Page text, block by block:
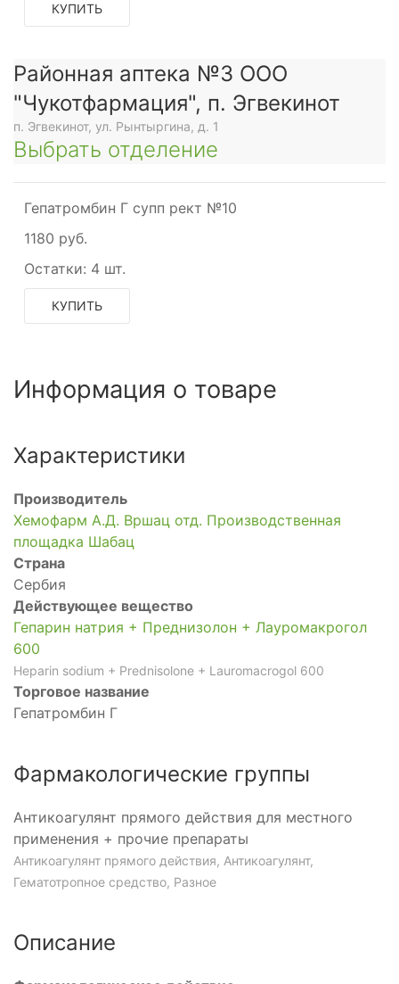
КУПИТЬ
Районная аптека №3 ООО
"Чукотфармация", п. Эгвекинот
п. Эгвекинот, ул. Рынтыргина, д. 1
Выбрать отделение
Гепатромбин Г супп рект №10
1180 руб.
Остатки: 4 шт.
КУПИТЬ
Информация о товаре
Характеристики
Производитель
Хемофарм А.Д. Вршац отд. Производственная
площадка Шабац
Страна
Сербия
Действующее вещество
Гепарин натрия + Преднизолон + Лауромакрогол
600
Heparin sodium + Prednisolone + Lauromacrogol 600
Торговое название
Гепатромбин Г
Фармакологические группы
Антикоагулянт прямого действия для местного
применения + прочие препараты
Антикоагулянт прямого действия, Антикоагулянт,
Гематотропное средство, Разное
Описание